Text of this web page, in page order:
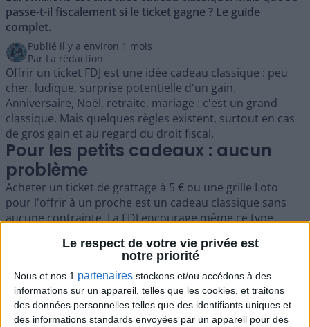
Le respect de votre vie privée est
notre priorité
Nous et nos 1 partenaires stockons et/ou accédons à des
informations sur un appareil, telles que les cookies, et traitons
des données personnelles telles que des identifiants uniques et
des informations standards envoyées par un appareil pour des
passe-t-il fiscalement si le ticket gagne ? Le guide
complet.
Publié il y a environ 1 mois
Par La rédaction
Offrir un ticket FDJ est une idée cadeau classique : peu
cher, ludique, surprise potentielle d'un gain.
Anniversaire, Noël, retraite, mariage : c'est un grand
classique. Mais quelques règles existent, surtout en cas
de gros gain et au regard du droit fiscal.
Pour les petits cadeaux : aucun
problème
Acheter un ticket de grattage à 5 € ou une grille Loto
pour l'offrir à un proche est un cadeau classique sans
aucune contrainte. La FDJ encourage même ce type
magasin pour Noël et la fête des mères notamment. Si le
bénéficiaire gagne moins de 300 €, il réclame le gain
comme tout porteur de ticket.
Pour les gros gains : la
qualification juridique